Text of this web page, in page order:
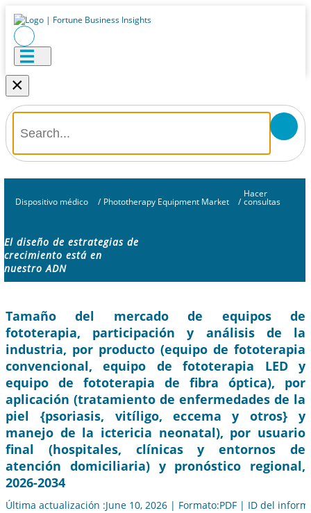
×
Dispositivo médico / Phototherapy Equipment Market /
Hacer
consultas
El diseño de estrategias de
crecimiento está en
nuestro ADN
Tamaño del mercado de equipos de
fototerapia, participación y análisis de la
industria, por producto (equipo de fototerapia
convencional, equipo de fototerapia LED y
equipo de fototerapia de fibra óptica), por
aplicación (tratamiento de enfermedades de la
piel {psoriasis, vitíligo, eccema y otros} y
manejo de la ictericia neonatal), por usuario
final (hospitales, clínicas y entornos de
atención domiciliaria) y pronóstico regional,
2026-2034
Última actualización :June 10, 2026 | Formato:PDF | ID del